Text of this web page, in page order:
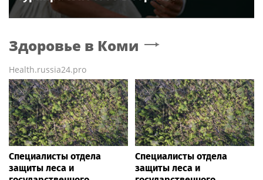
Здоровье в Коми
Health.russia24.pro
Специалисты отдела
защиты леса и
Специалисты отдела
защиты леса и